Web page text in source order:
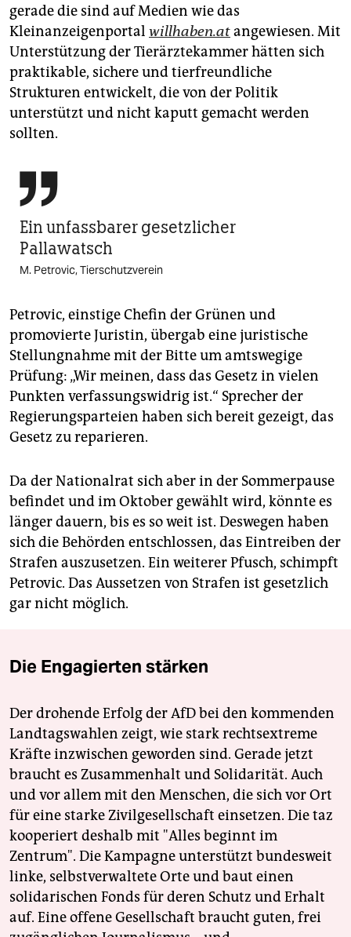
gerade die sind auf Medien wie das
Kleinanzeigenportal willhaben.atangewiesen. Mit
Unterstützung der Tierärztekammer hätten sich
praktikable, sichere und tierfreundliche
Strukturen entwickelt, die von der Politik
unterstützt und nicht kaputt gemacht werden
sollten.

Ein unfassbarer gesetzlicher
Pallawatsch
M. Petrovic, Tierschutzverein
Petrovic, einstige Chefin der Grünen und
promovierte Juristin, übergab eine juristische
Stellungnahme mit der Bitte um amtswegige
Prüfung: „Wir meinen, dass das Gesetz in vielen
Punkten verfassungswidrig ist.“ Sprecher der
Regierungsparteien haben sich bereit gezeigt, das
Gesetz zu reparieren.
Da der Nationalrat sich aber in der Sommerpause
befindet und im Oktober gewählt wird, könnte es
länger dauern, bis es so weit ist. Deswegen haben
sich die Behörden entschlossen, das Eintreiben der
Strafen auszusetzen. Ein weiterer Pfusch, schimpft
Petrovic. Das Aussetzen von Strafen ist gesetzlich
gar nicht möglich.
Die Engagierten stärken
Der drohende Erfolg der AfD bei den kommenden
Landtagswahlen zeigt, wie stark rechtsextreme
Kräfte inzwischen geworden sind. Gerade jetzt
braucht es Zusammenhalt und Solidarität. Auch
und vor allem mit den Menschen, die sich vor Ort
für eine starke Zivilgesellschaft einsetzen. Die taz
kooperiert deshalb mit "Alles beginnt im
Zentrum". Die Kampagne unterstützt bundesweit
linke, selbstverwaltete Orte und baut einen
solidarischen Fonds für deren Schutz und Erhalt
auf. Eine offene Gesellschaft braucht guten, frei